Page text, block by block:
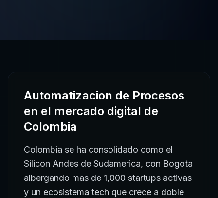
Automatizacion de Procesos
en el mercado digital de
Colombia
Colombia se ha consolidado como el
Silicon Andes de Sudamerica, con Bogota
albergando mas de 1,000 startups activas
y un ecosistema tech que crece a doble